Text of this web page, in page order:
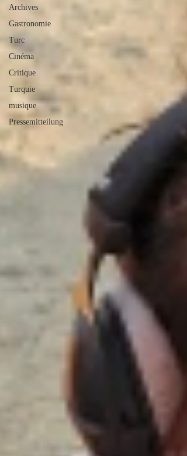
Archives
Gastronomie
Turc
Cinéma
Critique
Turquie
musique
Pressemitteilung